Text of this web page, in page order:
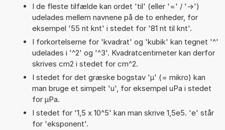
I de fleste tilfælde kan ordet 'til' (eller '=' / '->')
udelades mellem navnene på de to enheder, for
eksempel '55 nt knt' i stedet for '81 nt til knt'.
I forkortelserne for 'kvadrat' og 'kubik' kan tegnet '^'
udelades i '^2' og '^3'. Kvadratcentimeter kan derfor
skrives cm2 i stedet for cm^2.
I stedet for det græske bogstav 'µ' (= mikro) kan
man bruge et simpelt 'u', for eksempel uPa i stedet
for µPa.
I stedet for '1,5 x 10^5' kan man skrive 1,5e5. 'e' står
for 'eksponent'.